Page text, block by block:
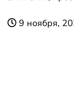
9 ноября,